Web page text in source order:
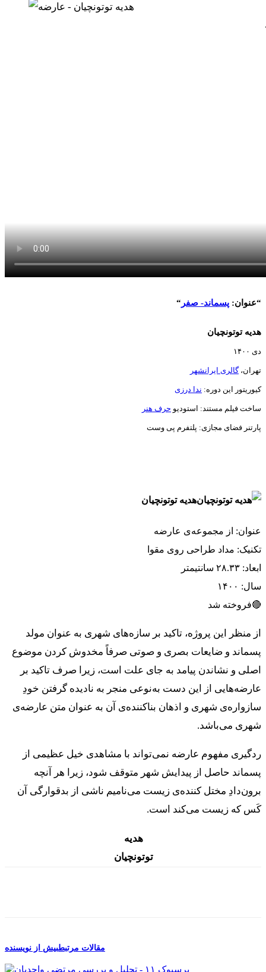
“عنوان: پسماند- صفر “
هدیه توتونچیان
دی ۱۴۰۰
تهران،گالری ایرانشهر
کیوریتور این دوره: ندا درزی
ساخت فیلم مستند: استودیو حرف هنر
پارتنر فضای مجازی: پلتفرم پی وست
هدیه توتونچیان
عنوان: از مجموعه‌ی عارضه
تکنیک: مداد طراحی روی مقوا
ابعاد: ۲۸.۳۳ سانتیمتر
سال: ۱۴۰۰
🔴فروخته شد
از منظر این پروژه، تاکید بر سازه‌های شهری به عنوان مولد
پسماند و ضایعات بصری و صوتی صرفاً مخدوش کردن موضوع
اصلی و نشاندن پیامد به جای علت است، زیرا صرف تاکید بر
عارضه‌هایی از این دست به‌نوعی منجر به نادیده گرفتن خودِ
سازواره‌ی شهری و اذهان بناکننده‌ی آن به عنوان متن عارضه‌ی
شهری می‌باشد.
ردگیری مفهوم عارضه نمی‌تواند با مشاهدی خیل عظیمی از
پسماند حاصل از پیدایش شهر متوقف شود، زیرا هر آنچه
برون‌دادِ مختل کننده‌ی زیست می‌نامیم ناشی از بدقوارگی آن
کَس که زیست می‌کند است.
هدیه
توتونچیان
مقالات مرتبطبیش از نویسنده